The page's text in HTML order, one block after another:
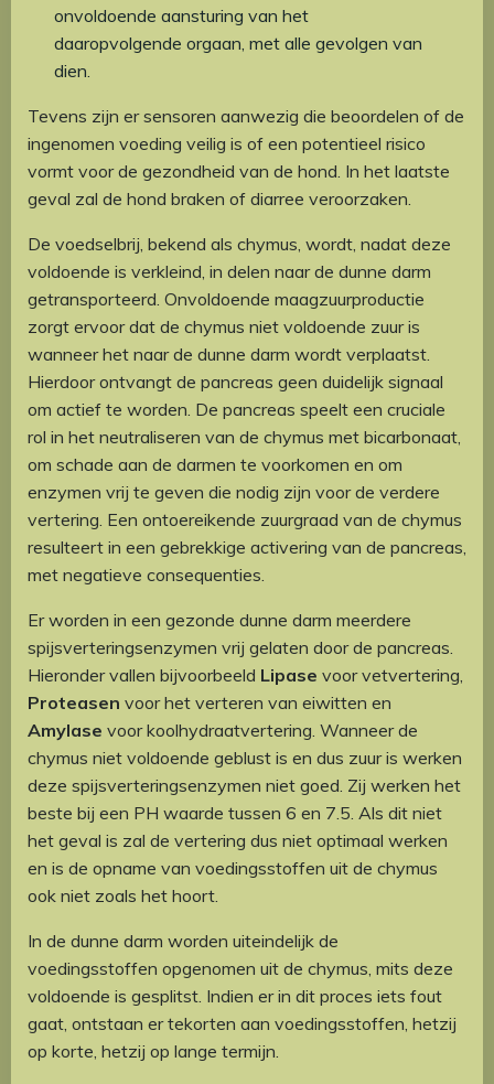
onvoldoende aansturing van het
daaropvolgende orgaan, met alle gevolgen van
dien.
Tevens zijn er sensoren aanwezig die beoordelen of de
ingenomen voeding veilig is of een potentieel risico
vormt voor de gezondheid van de hond. In het laatste
geval zal de hond braken of diarree veroorzaken.
De voedselbrij, bekend als chymus, wordt, nadat deze
voldoende is verkleind, in delen naar de dunne darm
getransporteerd. Onvoldoende maagzuurproductie
zorgt ervoor dat de chymus niet voldoende zuur is
wanneer het naar de dunne darm wordt verplaatst.
Hierdoor ontvangt de pancreas geen duidelijk signaal
om actief te worden. De pancreas speelt een cruciale
rol in het neutraliseren van de chymus met bicarbonaat,
om schade aan de darmen te voorkomen en om
enzymen vrij te geven die nodig zijn voor de verdere
vertering. Een ontoereikende zuurgraad van de chymus
resulteert in een gebrekkige activering van de pancreas,
met negatieve consequenties.
Er worden in een gezonde dunne darm meerdere
spijsverteringsenzymen vrij gelaten door de pancreas.
Hieronder vallen bijvoorbeeld Lipase voor vetvertering,
Proteasen voor het verteren van eiwitten en
Amylase voor koolhydraatvertering. Wanneer de
chymus niet voldoende geblust is en dus zuur is werken
deze spijsverteringsenzymen niet goed. Zij werken het
beste bij een PH waarde tussen 6 en 7.5. Als dit niet
het geval is zal de vertering dus niet optimaal werken
en is de opname van voedingsstoffen uit de chymus
ook niet zoals het hoort.
In de dunne darm worden uiteindelijk de
voedingsstoffen opgenomen uit de chymus, mits deze
voldoende is gesplitst. Indien er in dit proces iets fout
gaat, ontstaan er tekorten aan voedingsstoffen, hetzij
op korte, hetzij op lange termijn.